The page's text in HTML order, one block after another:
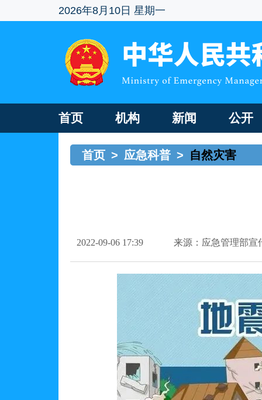
2026年8月10日 星期一
首页 机构 新闻 公开
首页 > 应急科普 > 自然灾害
2022-09-06 17:39 来源：应急管理部宣